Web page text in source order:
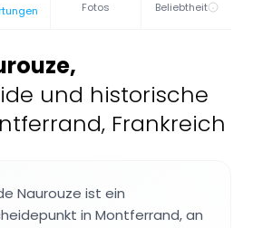
Fotos Beliebtheit
,
und historische
Frankreich
Naurouze ist ein
in Montferrand, an